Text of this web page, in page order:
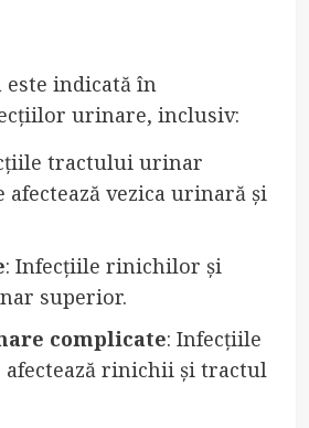
indicată în
urinare, inclusiv:
tractului urinar
vezica urinară și
: Infecțiile rinichilor și
superior.
complicate: Infecțiile
rinichii și tractul